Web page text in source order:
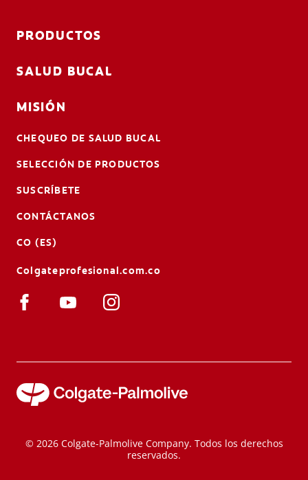
PRODUCTOS
SALUD BUCAL
MISIÓN
CHEQUEO DE SALUD BUCAL
SELECCIÓN DE PRODUCTOS
SUSCRÍBETE
CONTÁCTANOS
CO (ES)
Colgateprofesional.com.co
© 2026 Colgate-Palmolive Company. Todos los derechos
reservados.